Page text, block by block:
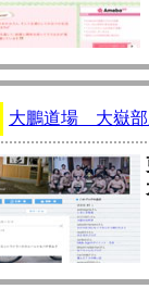
大鵬道場 大嶽部